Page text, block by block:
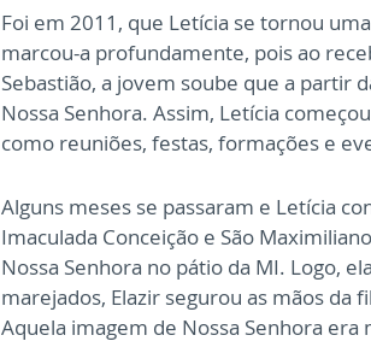
Foi em 2011, que Letícia se tornou
marcou-a profundamente, pois ao
Sebastião, a jovem soube que a
Nossa Senhora. Assim, Letícia
como reuniões, festas, formações e
Alguns meses se passaram e Letícia
Imaculada Conceição e São
Nossa Senhora no pátio da MI. Logo,
marejados, Elazir segurou as mãos da
Aquela imagem de Nossa Senhora